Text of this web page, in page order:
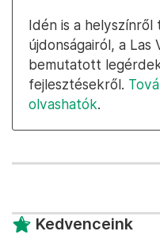
Idén is a
újdonságairól, a Las
bemutatott
fejlesztésekről.
olvashatók.
Kedvenceink